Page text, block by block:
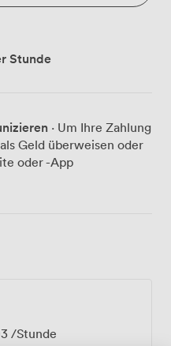
Stunde
· Um Ihre Zahlung
Geld überweisen oder
oder -App
/Stunde